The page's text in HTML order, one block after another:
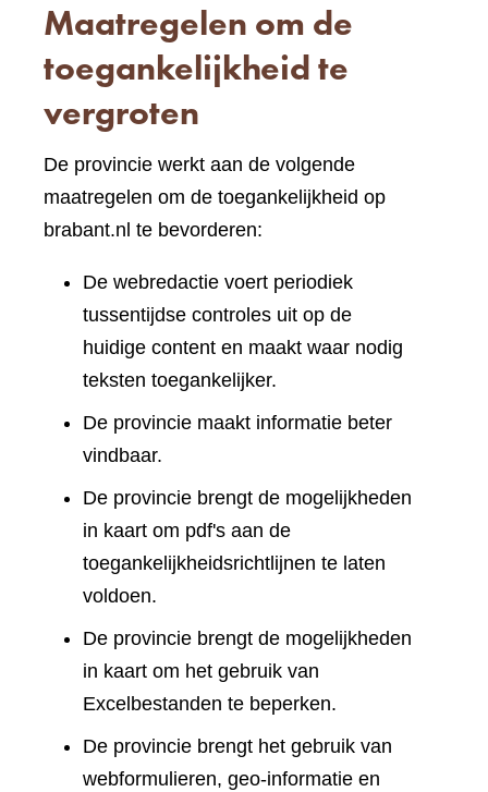
Maatregelen om de
toegankelijkheid te
vergroten
De provincie werkt aan de volgende
maatregelen om de toegankelijkheid op
brabant.nl te bevorderen:
De webredactie voert periodiek
tussentijdse controles uit op de
huidige content en maakt waar nodig
teksten toegankelijker.
De provincie maakt informatie beter
vindbaar.
De provincie brengt de mogelijkheden
in kaart om pdf's aan de
toegankelijkheidsrichtlijnen te laten
voldoen.
De provincie brengt de mogelijkheden
in kaart om het gebruik van
Excelbestanden te beperken.
De provincie brengt het gebruik van
webformulieren, geo-informatie en